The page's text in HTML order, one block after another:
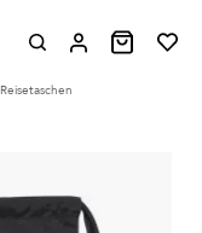
Reisetaschen